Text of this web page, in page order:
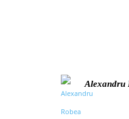
Alexandru